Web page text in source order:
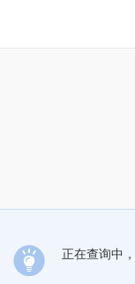
正在查询中